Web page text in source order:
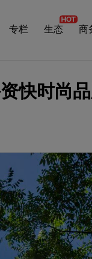
专栏 生态 商
快时尚